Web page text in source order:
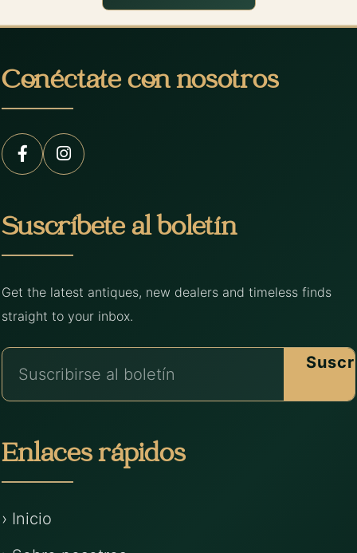
Conéctate con nosotros
Suscríbete al boletín
Get the latest antiques, new dealers and timeless finds
straight to your inbox.
Enlaces rápidos
› Inicio